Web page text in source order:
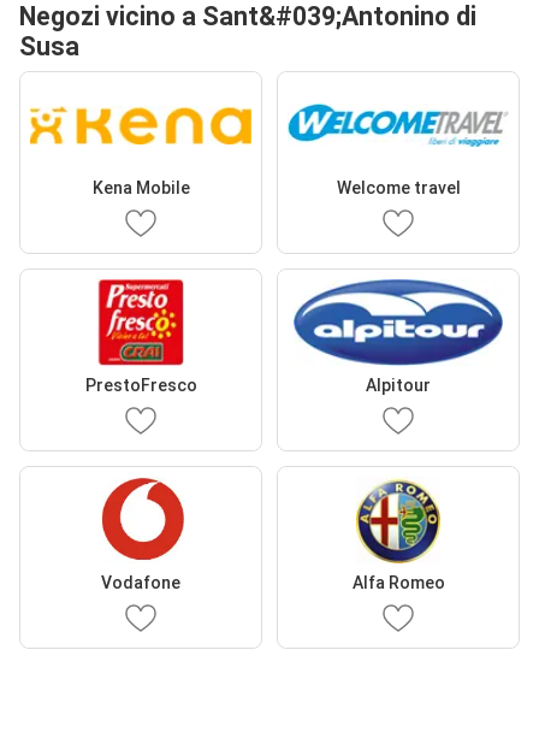
Negozi vicino a Sant&#039;Antonino di
Susa
Kena Mobile Welcome travel
PrestoFresco Alpitour
Vodafone Alfa Romeo